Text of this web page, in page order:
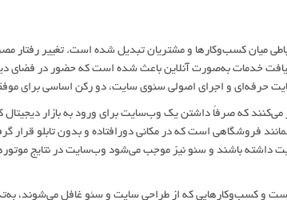
میان کسب‌وکارها و مشتریان تبدیل شده است. تغییر رفتار
خدمات به‌صورت آنلاین باعث شده است که حضور در فضای
حرفه‌ای و اجرای اصولی سئوی سایت، دو رکن اساسی برای
که صرفاً داشتن یک وب‌سایت برای ورود به بازار
فروشگاهی است که در مکانی دورافتاده و بدون تابلو قرار
داشته باشند و سئو نیز موجب می‌شود وب‌سایت در نتایج
و کسب‌وکارهایی که از طراحی سایت و سئو غافل می‌شوند،